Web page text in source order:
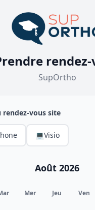
SupOrtho
rendez-vous site
💻Visio
Août 2026
Mer Jeu Ven